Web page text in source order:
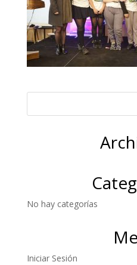
No hay categorías
Iniciar Sesión